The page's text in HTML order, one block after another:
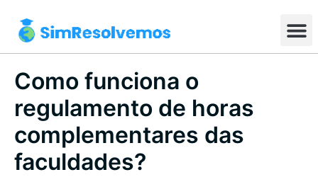
Como funciona o
regulamento de horas
complementares das
faculdades?